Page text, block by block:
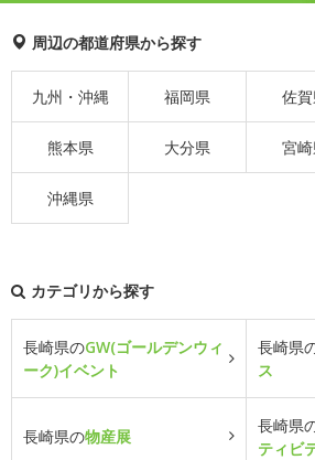
周辺の都道府県から探す
九州・沖縄 福岡県 佐
熊本県 大分県 宮
沖縄県
カテゴリから探す
長崎県のGW(ゴールデンウィ
ーク)イベント
長崎県
ス
長崎県の物産展
長崎県
ティビ